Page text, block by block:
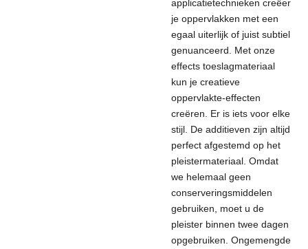
applicatietechnieken creëer
je oppervlakken met een
egaal uiterlijk of juist subtiel
genuanceerd.
Met onze
effects toeslagmateriaal
kun je creatieve
oppervlakte-effecten
creëren. Er is iets voor elke
stijl. De additieven zijn altijd
perfect afgestemd op het
pleistermateriaal. Omdat
we helemaal geen
conserveringsmiddelen
gebruiken, moet u de
pleister binnen twee dagen
opgebruiken. Ongemengde